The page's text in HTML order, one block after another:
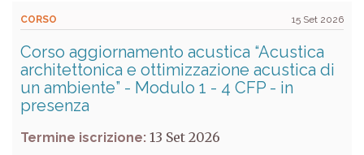
CORSO 15 Set 2026
Corso aggiornamento acustica “Acustica
architettonica e ottimizzazione acustica di
un ambiente” - Modulo 1 - 4 CFP - in
presenza
Termine iscrizione: 13 Set 2026